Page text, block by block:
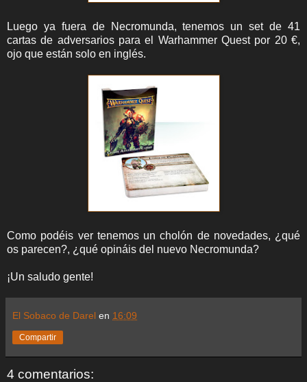
Luego ya fuera de Necromunda, tenemos un set de 41
cartas de adversarios para el Warhammer Quest por 20 €,
ojo que están solo en inglés.
Como podéis ver tenemos un cholón de novedades, ¿qué
os parecen?, ¿qué opináis del nuevo Necromunda?
¡Un saludo gente!
El Sobaco de Darel en 16:09
Compartir
4 comentarios: